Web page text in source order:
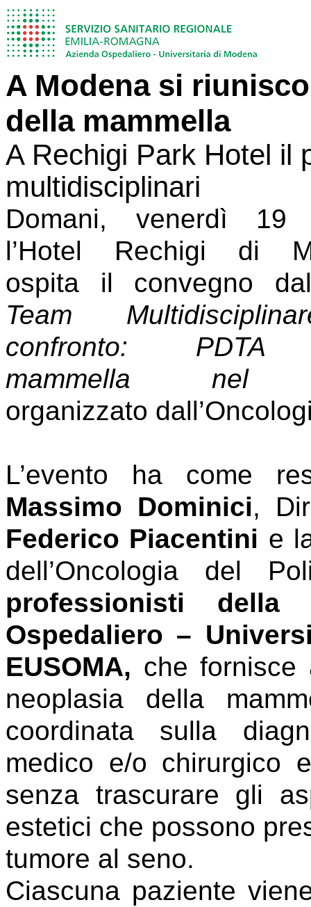
A Modena si
della mammella
A Rechigi Park Hotel il
multidisciplinari
Domani, venerdì 19
l’Hotel Rechigi di
ospita il convegno
Team
confronto: PDTA
mammella nel
organizzato
L’evento ha come
Massimo Dominici,
Federico Piacentini e
dell’Oncologia del
professionisti della
Ospedaliero –
EUSOMA, che fornisce
neoplasia della
coordinata sulla
medico e/o chirurgico
senza trascurare gli
estetici che possono
tumore al seno.
Ciascuna paziente